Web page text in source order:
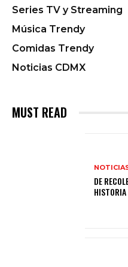
Series TV y Streaming
Música Trendy
Comidas Trendy
Noticias CDMX
MUST READ
DE